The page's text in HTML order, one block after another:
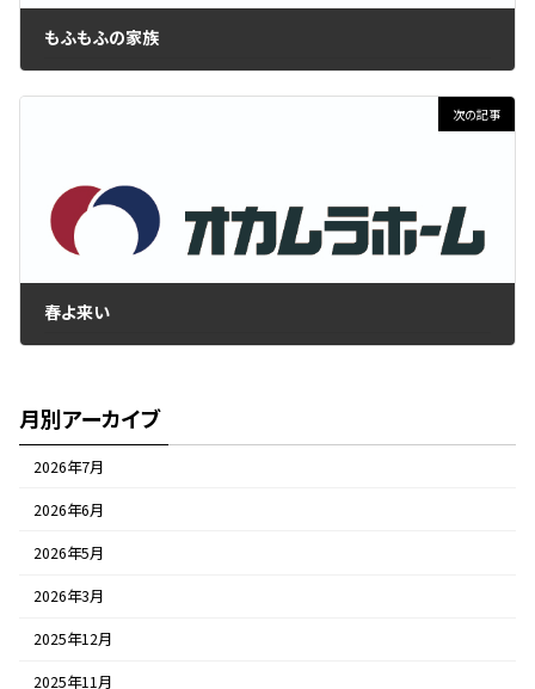
もふもふの家族
次の記事
春よ来い
月別アーカイブ
2026年7月
2026年6月
2026年5月
2026年3月
2025年12月
2025年11月